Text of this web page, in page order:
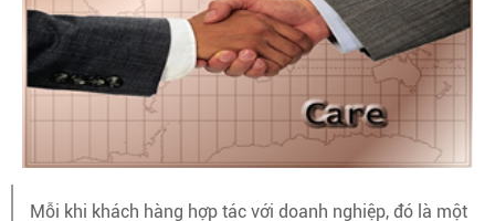
Mỗi khi khách hàng hợp tác với doanh nghiệp, đó là một